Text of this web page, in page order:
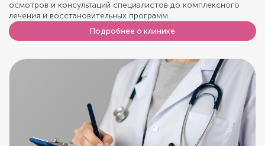
осмотров и консультаций специалистов до комплексного
лечения и восстановительных программ.
Подробнее о клинике